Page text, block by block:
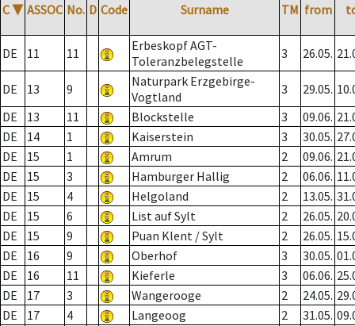
C ▼ ASSOC No. D Code Surname TM from
DE 11 11
Erbeskopf AGT-
Toleranzbelegstelle
3 26.05.
DE 13 9
Naturpark Erzgebirge-
Vogtland
3 29.05.
DE
13 11 Blockstelle 3 09.06.
DE
14 1 Kaiserstein 3 30.05.
DE
15 1 Amrum 2 09.06.
DE
15 3 Hamburger Hallig 2 06.06.
DE
15 4 Helgoland 2 13.05.
DE
15 6 List auf Sylt 2 26.05.
DE
15 9 Puan Klent / Sylt 2 26.05.
DE
16 9 Oberhof 3 30.05.
DE
16 11 Kieferle 3 06.06.
DE
17 3 Wangerooge 2 24.05.
DE
17 4 Langeoog 2 31.05.